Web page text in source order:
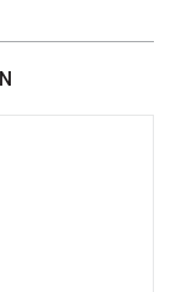
3, Hồ Chí Minh
Hồ Chí Minh
Quận 5, Hồ Chí